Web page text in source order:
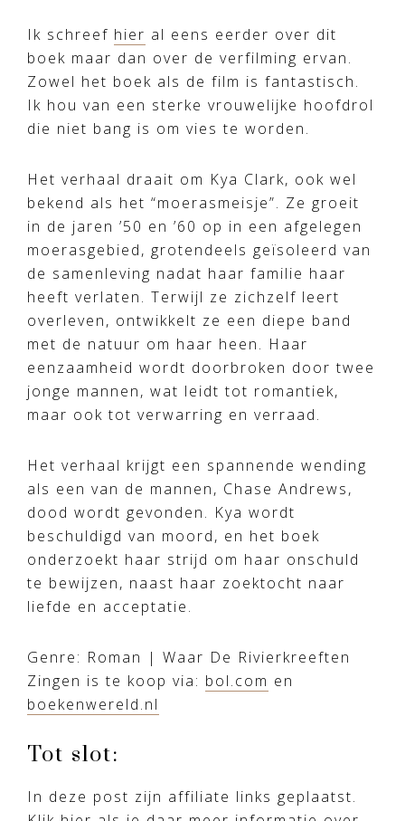
Ik schreef hier al eens eerder over dit
boek maar dan over de verfilming ervan.
Zowel het boek als de film is fantastisch.
Ik hou van een sterke vrouwelijke hoofdrol
die niet bang is om vies te worden.
Het verhaal draait om Kya Clark, ook wel
bekend als het “moerasmeisje”. Ze groeit
in de jaren ’50 en ’60 op in een afgelegen
moerasgebied, grotendeels geïsoleerd van
de samenleving nadat haar familie haar
heeft verlaten. Terwijl ze zichzelf leert
overleven, ontwikkelt ze een diepe band
met de natuur om haar heen. Haar
eenzaamheid wordt doorbroken door twee
jonge mannen, wat leidt tot romantiek,
maar ook tot verwarring en verraad.
Het verhaal krijgt een spannende wending
als een van de mannen, Chase Andrews,
dood wordt gevonden. Kya wordt
beschuldigd van moord, en het boek
onderzoekt haar strijd om haar onschuld
te bewijzen, naast haar zoektocht naar
liefde en acceptatie.
Genre: Roman | Waar De Rivierkreeften
Zingen is te koop via: bol.com en
boekenwereld.nl
Tot slot:
In deze post zijn affiliate links geplaatst.